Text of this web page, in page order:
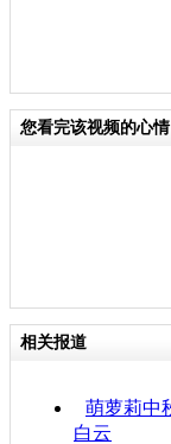
您看完该视频的心情
相关报道
萌萝莉中
白云